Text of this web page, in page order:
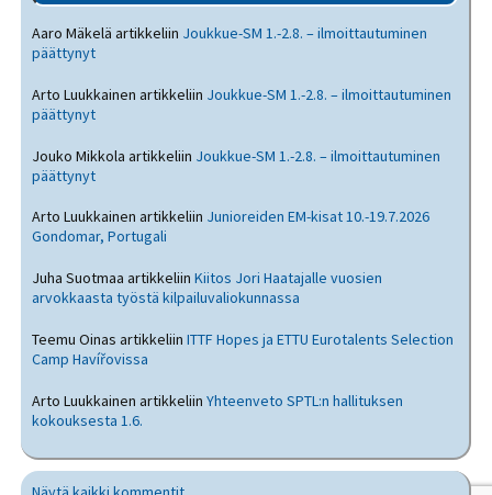
Aaro Mäkelä artikkeliin Joukkue-SM 1.-2.8. – ilmoittautuminen
päättynyt
Arto Luukkainen artikkeliin Joukkue-SM 1.-2.8. – ilmoittautuminen
päättynyt
Jouko Mikkola artikkeliin Joukkue-SM 1.-2.8. – ilmoittautuminen
päättynyt
Arto Luukkainen artikkeliin Junioreiden EM-kisat 10.-19.7.2026
Gondomar, Portugali
Juha Suotmaa artikkeliinKiitos Jori Haatajalle vuosien
arvokkaasta työstä kilpailuvaliokunnassa
Teemu Oinas artikkeliinITTF Hopes ja ETTU Eurotalents Selection
Camp Havířovissa
Arto Luukkainen artikkeliinYhteenveto SPTL:n hallituksen
kokouksesta 1.6.